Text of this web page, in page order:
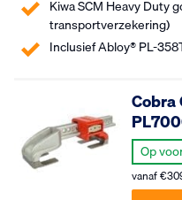
Kiwa SCM Heavy Duty
transportverzekering)
Inclusief Abloy® PL-
Cobra
Op
vanaf€